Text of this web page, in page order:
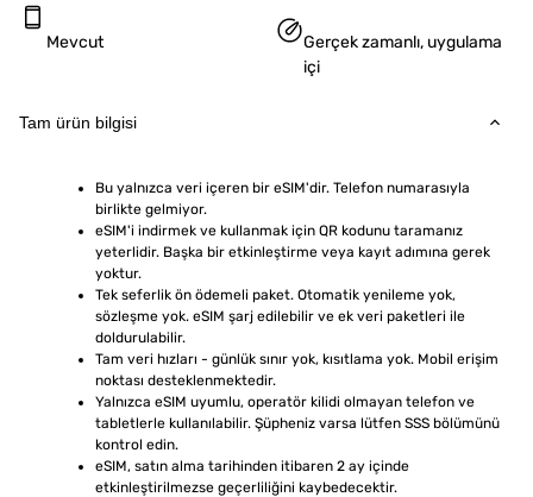
Mevcut
Gerçek zamanlı, uygulama
içi
Tam ürün bilgisi
Bu yalnızca veri içeren bir eSIM'dir. Telefon numarasıyla
birlikte gelmiyor.
eSIM'i indirmek ve kullanmak için QR kodunu taramanız
yeterlidir. Başka bir etkinleştirme veya kayıt adımına gerek
yoktur.
Tek seferlik ön ödemeli paket. Otomatik yenileme yok,
sözleşme yok. eSIM şarj edilebilir ve ek veri paketleri ile
doldurulabilir.
Tam veri hızları - günlük sınır yok, kısıtlama yok. Mobil erişim
noktası desteklenmektedir.
Yalnızca eSIM uyumlu, operatör kilidi olmayan telefon ve
tabletlerle kullanılabilir. Şüpheniz varsa lütfen SSS bölümünü
kontrol edin.
eSIM, satın alma tarihinden itibaren 2 ay içinde
etkinleştirilmezse geçerliliğini kaybedecektir.